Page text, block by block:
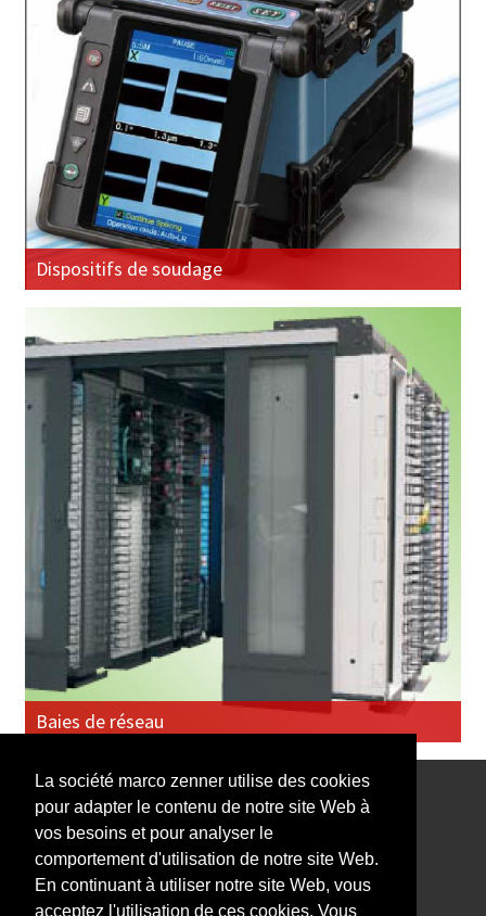
La société marco zenner utilise des cookies
pour adapter le contenu de notre site Web à
vos besoins et pour analyser le
comportement d'utilisation de notre site Web.
En continuant à utiliser notre site Web, vous
acceptez l'utilisation de ces cookies. Vous
Dispositifs de soudage
Baies de réseau
Notre Newsletter vous intéresse?